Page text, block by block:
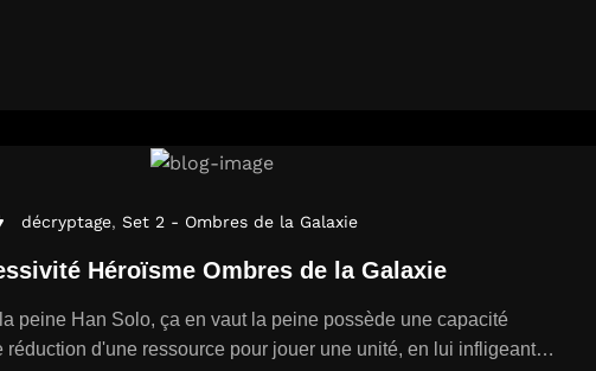
décryptage, Set 2 - Ombres de la Galaxie
Héroïsme Ombres de la Galaxie
peine Han Solo, ça en vaut la peine possède une capacité
réduction d'une ressource pour jouer une unité, en lui infligeant…